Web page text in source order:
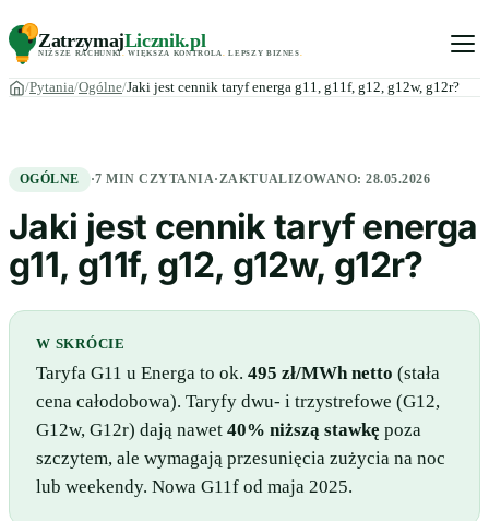
ZatrzymajLicznik.pl
NIŻSZE RACHUNKI. WIĘKSZA KONTROLA LEPSZY BIZNES
Pytania Ogólne Jaki jest cennik taryf energa g11, g11f, g12, g12w, g12r?
OGÓLNE ·7 MIN CZYTANIA·ZAKTUALIZOWANO:28.05.2026
Jaki jest cennik taryf energa
g11, g11f, g12, g12w, g12r?
W SKRÓCIE
Taryfa G11 u Energa to ok. 495 zł/MWh netto (stała
cena całodobowa). Taryfy dwu- i trzystrefowe (G12,
G12w, G12r) dają nawet 40% niższą stawkę poza
szczytem, ale wymagają przesunięcia zużycia na noc
lub weekendy. Nowa G11f od maja 2025.